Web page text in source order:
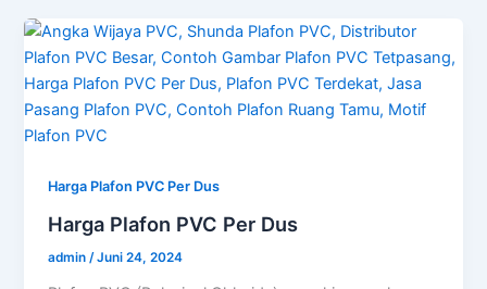
Harga Plafon PVC Per Dus
Harga Plafon PVC Per Dus
admin /Juni 24, 2024